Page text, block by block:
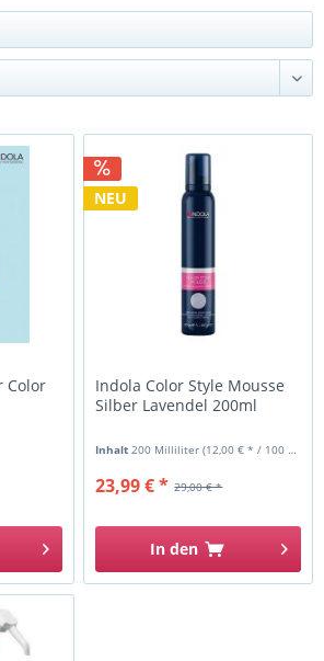
Color
NEU
Indola Color Style Mousse
Silber Lavendel 200ml
Inhalt200 Milliliter(12,00 € * / 100 Milliliter)
29,00 € *
23,99 € *
In den